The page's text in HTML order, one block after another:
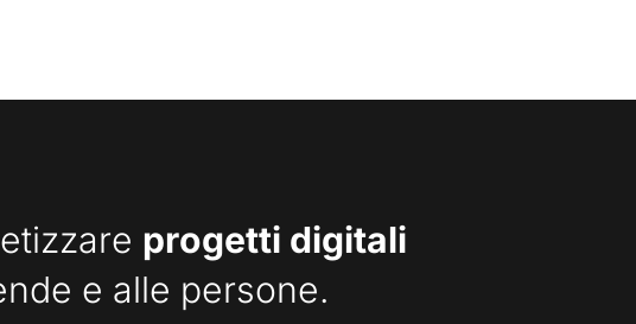
progetti digitali
e alle persone.